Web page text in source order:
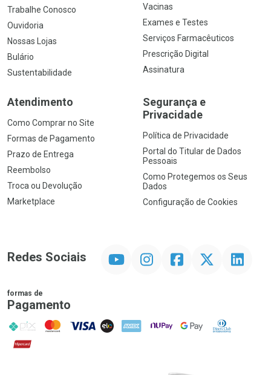
Trabalhe Conosco
Ouvidoria
Nossas Lojas
Bulário
Sustentabilidade
Vacinas
Exames e Testes
Serviços Farmacêuticos
Prescrição Digital
Assinatura
Atendimento
Como Comprar no Site
Formas de Pagamento
Prazo de Entrega
Reembolso
Troca ou Devolução
Marketplace
Segurança e
Privacidade
Política de Privacidade
Portal do Titular de Dados
Pessoais
Como Protegemos os Seus
Dados
Configuração de Cookies
Redes Sociais InstagramFacebookTwitter Linkedin
formas de
Pagamento
PIX MasterCard
VISA ELO AMEX NuPay Google PayDiners Club
Hipercard